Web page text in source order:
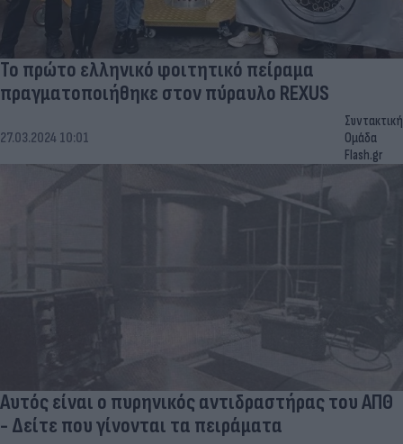
Το πρώτο ελληνικό φοιτητικό πείραμα
πραγματοποιήθηκε στον πύραυλο REXUS
27.03.2024 10:01
Συντακτική
Ομάδα
Flash.gr
Αυτός είναι ο πυρηνικός αντιδραστήρας του ΑΠΘ
- Δείτε που γίνονται τα πειράματα